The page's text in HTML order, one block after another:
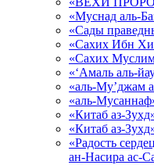
«Муснад аль-
«Сады
«Сахих Ибн
«Сахих
«‘Амаль аль-
«аль-Му’джам
«аль-
«Китаб аз-
«Китаб аз-
«Радость
ан-Насира ас-